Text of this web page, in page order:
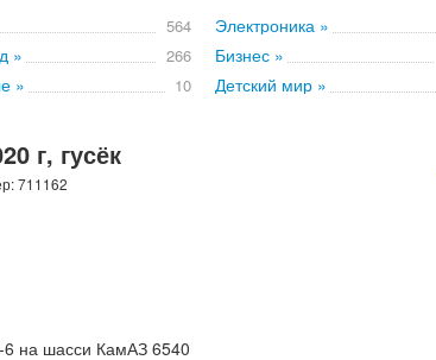
564 Электроника »
» 266 Бизнес »
» 10 Детский мир »
г, гусёк
711162
на шасси КамАЗ 6540